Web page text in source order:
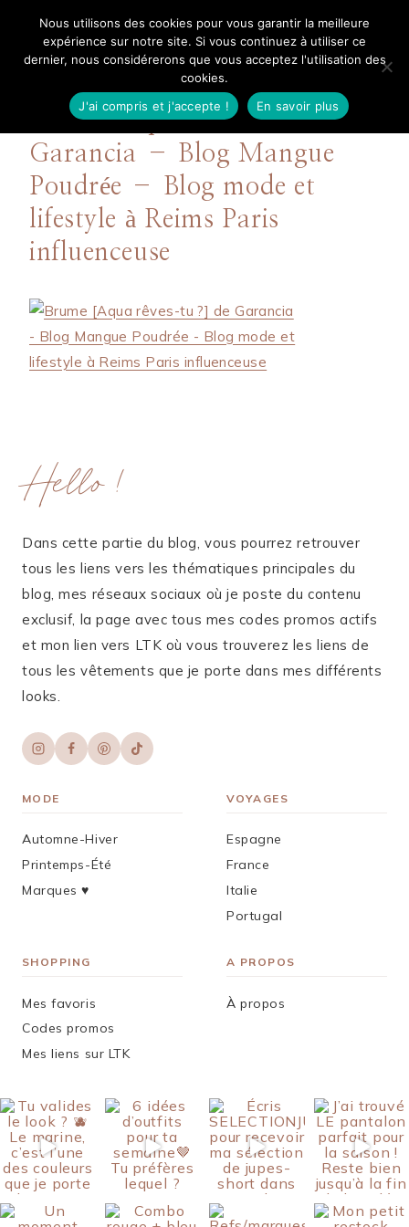
contenuMangue Poudrée
Brume [Aqua rêves-tu ?] de
Garancia – Blog Mangue
Poudrée – Blog mode et
lifestyle à Reims Paris
influenceuse
Hello !
Dans cette partie du blog, vous pourrez retrouver
tous les liens vers les thématiques principales du
blog, mes réseaux sociaux où je poste du contenu
exclusif, la page avec tous mes codes promos actifs
et mon lien vers LTK où vous trouverez les liens de
tous les vêtements que je porte dans mes différents
looks.
MODE
Automne-Hiver
Printemps-Été
Marques ♥︎
VOYAGES
Espagne
France
Italie
Portugal
SHOPPING
Mes favoris
Codes promos
Mes liens sur LTK
A PROPOS
À propos
Nous utilisons des cookies pour vous garantir la meilleure
expérience sur notre site. Si vous continuez à utiliser ce
dernier, nous considérerons que vous acceptez l'utilisation des
cookies.
J'ai compris et j'accepte !
En savoir plus